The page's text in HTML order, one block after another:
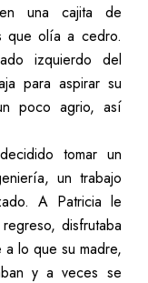
una cajita de
que olía a cedro.
izquierdo del
para aspirar su
poco agrio, así
tomar un
un trabajo
A Patricia le
disfrutaba
lo que su madre,
y a veces se